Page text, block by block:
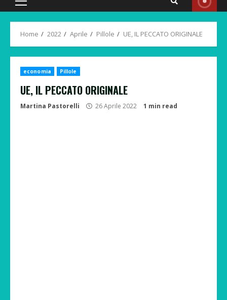
Primary
Home 2022 Aprile Pillole UE, IL PECCATO ORIGINALE
economia Pillole
UE, IL PECCATO ORIGINALE
Martina Pastorelli 26 Aprile 2022 1 min read